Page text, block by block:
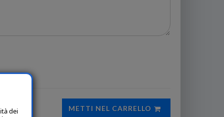
METTI NEL CARRELLO
dei